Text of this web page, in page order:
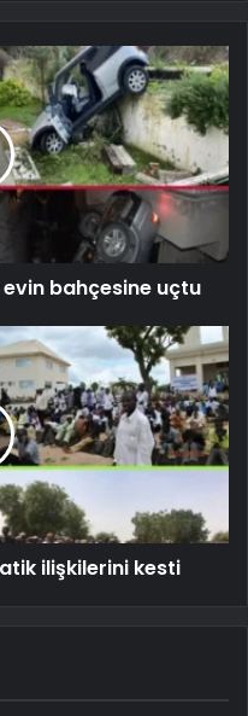
evin bahçesine uçtu
ilişkilerini kesti